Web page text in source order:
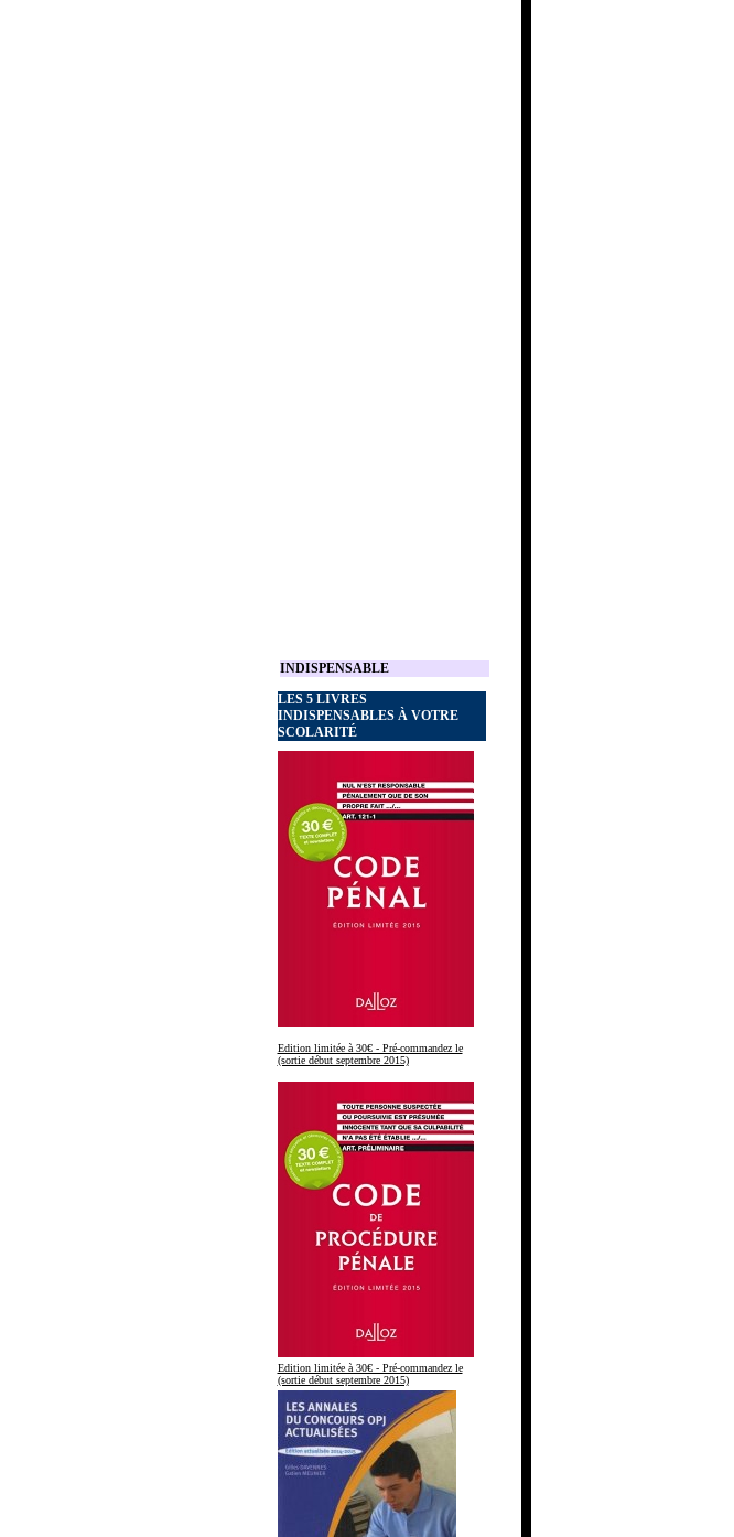
INDISPENSABLE
LES 5 LIVRES
INDISPENSABLES À VOTRE
SCOLARITÉ
Edition limitée à 30€ - Pré-commandez le
(sortie début septembre 2015)
Edition limitée à 30€ - Pré-commandez le
(sortie début septembre 2015)